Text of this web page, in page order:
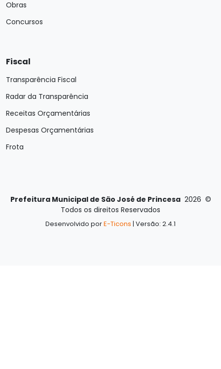
Obras
Concursos
Fiscal
Transparência Fiscal
Radar da Transparência
Receitas Orçamentárias
Despesas Orçamentárias
Frota
Prefeitura Municipal de São José de Princesa 2026 ©
Todos os direitos Reservados
Desenvolvido porE-Ticons | Versão: 2.4.1